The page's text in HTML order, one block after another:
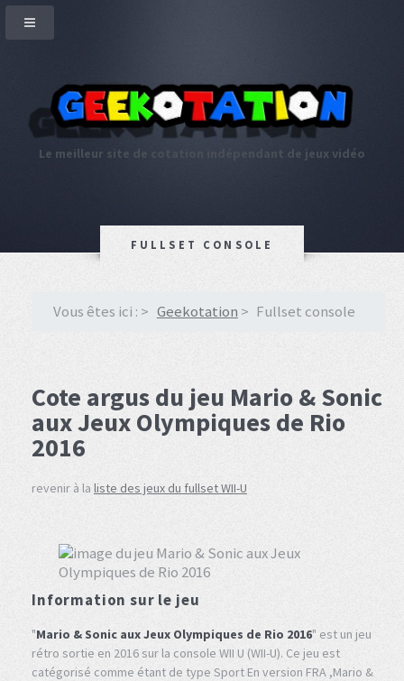
Le meilleur site de cotation indépendant de jeux vidéo
FULLSET CONSOLE
Vous êtes ici : Geekotation Fullset console
Cote argus du jeu Mario & Sonic
aux Jeux Olympiques de Rio
2016
revenir à la liste des jeux du fullset WII-U
Information sur le jeu
"Mario & Sonic aux Jeux Olympiques de Rio 2016" est un jeu
rétro sortie en 2016 sur la console WII U (WII-U). Ce jeu est
catégorisé comme étant de type Sport En version FRA ,Mario &